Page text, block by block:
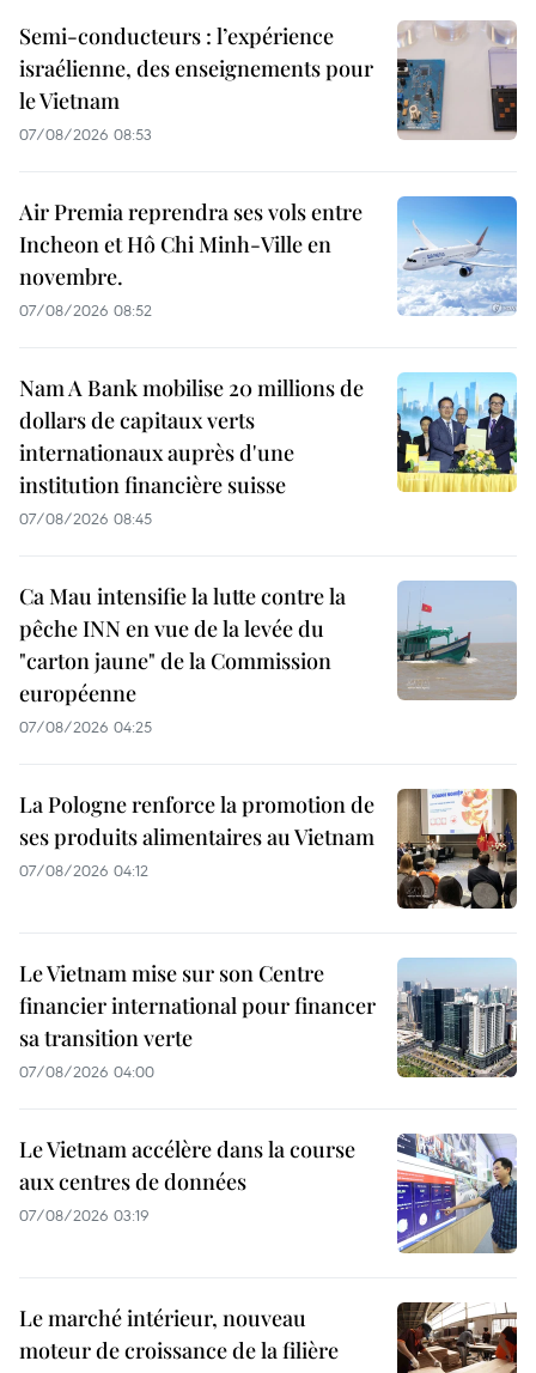
Semi-conducteurs : l’expérience
israélienne, des enseignements pour
le Vietnam
07/08/2026 08:53
Air Premia reprendra ses vols entre
Incheon et Hô Chi Minh-Ville en
novembre.
07/08/2026 08:52
Nam A Bank mobilise 20 millions de
dollars de capitaux verts
internationaux auprès d'une
institution financière suisse
07/08/2026 08:45
Ca Mau intensifie la lutte contre la
pêche INN en vue de la levée du
"carton jaune" de la Commission
européenne
07/08/2026 04:25
La Pologne renforce la promotion de
ses produits alimentaires au Vietnam
07/08/2026 04:12
Le Vietnam mise sur son Centre
financier international pour financer
sa transition verte
07/08/2026 04:00
Le Vietnam accélère dans la course
aux centres de données
07/08/2026 03:19
Le marché intérieur, nouveau
moteur de croissance de la filière